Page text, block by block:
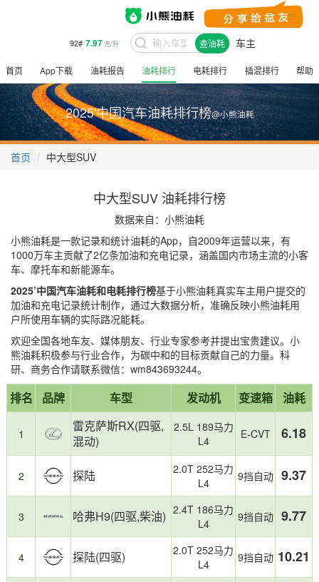
92# 7.97元/升 查油耗 车主
首页 App下载 油耗报告 油耗排行 电耗排行 插混排行 帮助
2025'中国汽车油耗排行榜@小熊油耗
首页 中大型SUV
中大型SUV 油耗排行榜
数据来自：小熊油耗
小熊油耗是一款记录和统计油耗的App，自2009年运营以来，有
1000万车主贡献了2亿条加油和充电记录，涵盖国内市场主流的小客
车、摩托车和新能源车。
2025’中国汽车油耗和电耗排行榜基于小熊油耗真实车主用户提交的
加油和充电记录统计制作，通过大数据分析，准确反映小熊油耗用
户所使用车辆的实际路况能耗。
欢迎全国各地车友、媒体朋友、行业专家参考并提出宝贵建议。小
熊油耗积极参与行业合作，为碳中和的目标贡献自己的力量。科
研、商务合作请联系微信：wm843693244。
报
告
摘
要
本
榜
单
小
熊
真
主
用
上
榜
车
数：
19
款
省
油
TOP3：
第
1
名：
萨
油
第
2
名：
油
9.37L/100km
第
3
名：
H9，
9.77L/100km
油
耗
较
TOP3：
第
17
名：
家，
12.14L/100km
第
18
名：
H9，
12.54L/100km
第
19
名：
卫
士，
耗
13.37L/100km
榜
单
特
点：
大
型
国
场
最
排名 品牌 车型 发动机 变速箱 油耗
1
雷克萨斯RX(四驱,
混动)
2.5L 189马力
L4
E-CVT 6.18
2 探陆
2.0T 252马力
L4
9挡自动 9.37
3 哈弗H9(四驱,柴油) 2.4T 186马力
L4
9挡自动 9.77
4 探陆(四驱)
2.0T 252马力
L4
9挡自动 10.21